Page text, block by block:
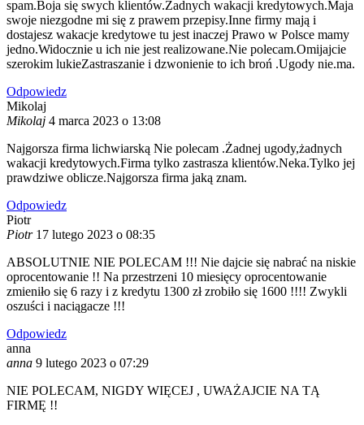
spam.Boja się swych klientów.Zadnych wakacji kredytowych.Maja
swoje niezgodne mi się z prawem przepisy.Inne firmy mają i
dostajesz wakacje kredytowe tu jest inaczej Prawo w Polsce mamy
jedno.Widocznie u ich nie jest realizowane.Nie polecam.Omijajcie
szerokim lukieZastraszanie i dzwonienie to ich broń .Ugody nie.ma.
Odpowiedz
Mikolaj
Mikolaj 4 marca 2023 o 13:08
Najgorsza firma lichwiarską Nie polecam .Żadnej ugody,żadnych
wakacji kredytowych.Firma tylko zastrasza klientów.Neka.Tylko jej
prawdziwe oblicze.Najgorsza firma jaką znam.
Odpowiedz
Piotr
Piotr 17 lutego 2023 o 08:35
ABSOLUTNIE NIE POLECAM !!! Nie dajcie się nabrać na niskie
oprocentowanie !! Na przestrzeni 10 miesięcy oprocentowanie
zmieniło się 6 razy i z kredytu 1300 zł zrobiło się 1600 !!!! Zwykli
oszuści i naciągacze !!!
Odpowiedz
anna
anna 9 lutego 2023 o 07:29
NIE POLECAM, NIGDY WIĘCEJ , UWAŻAJCIE NA TĄ
FIRMĘ !!